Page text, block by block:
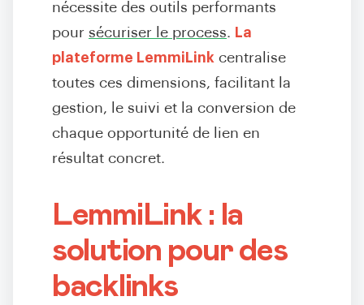
nécessite des outils performants
pour sécuriser le process. La
plateforme LemmiLink centralise
toutes ces dimensions, facilitant la
gestion, le suivi et la conversion de
chaque opportunité de lien en
résultat concret.
LemmiLink : la
solution pour des
backlinks